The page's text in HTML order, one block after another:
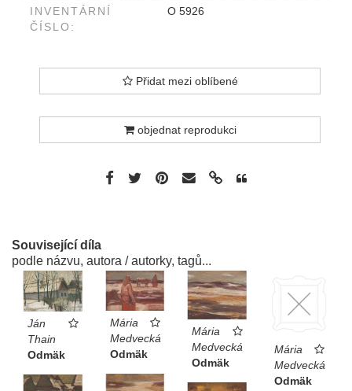
INVENTÁRNÍ
ČÍSLO:
O 5926
Přidat mezi oblíbené
objednat reprodukci
Související díla
podle názvu, autora / autorky, tagů...
Ján
Thain
Odmäk
Mária
Medvecká
Odmäk
Mária
Medvecká
Odmäk
Mária
Medvecká
Odmäk